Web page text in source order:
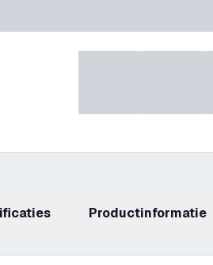
productinformatie